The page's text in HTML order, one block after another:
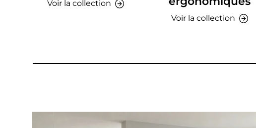
Voir la collection
Voir la collection